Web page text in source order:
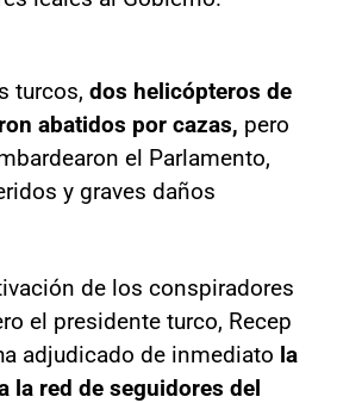
turcos, dos helicópteros de
abatidos por cazas, pero
el Parlamento,
y graves daños
de los conspiradores
el presidente turco, Recep
adjudicado de inmediato la
la red de seguidores del